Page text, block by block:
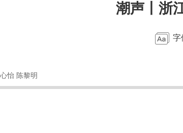
潮声丨浙
字
怡 陈黎明